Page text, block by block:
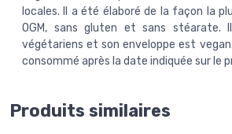
locales. Il a été élaboré de la façon la
OGM, sans gluten et sans stéarate.
végétariens et son enveloppe est
consommé après la date indiquée sur le
Produits similaires